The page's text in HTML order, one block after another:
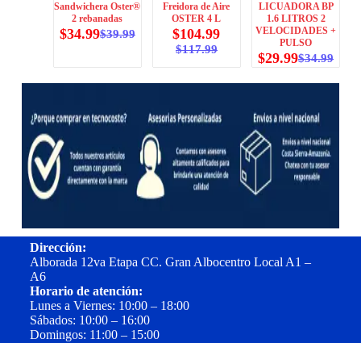
Sandwichera Oster®
2 rebanadas
$39.99
$34.99
Freidora de Aire
OSTER 4 L
$117.99
$104.99
LICUADORA BP
1.6 LITROS 2
VELOCIDADES +
PULSO
$34.99
$29.99
Dirección:
Alborada 12va Etapa CC. Gran Albocentro Local A1 –
A6
Horario de atención:
Lunes a Viernes: 10:00 – 18:00
Sábados: 10:00 – 16:00
Domingos: 11:00 – 15:00